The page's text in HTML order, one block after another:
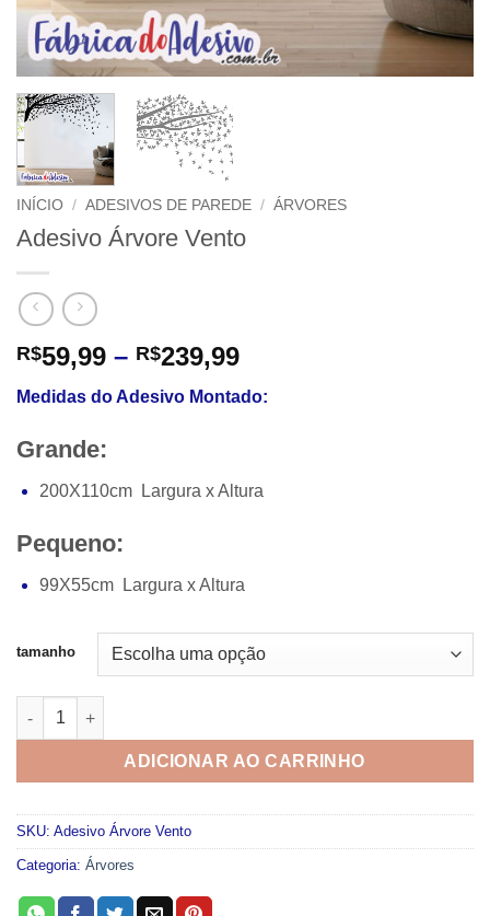
INÍCIO / ADESIVOS DE PAREDE / ÁRVORES
Adesivo Árvore Vento
R$59,99 – R$239,99Faixa
preço:
R$239,99
Medidas do Adesivo Montado:
Grande:
200X110cm Largura x Altura
Pequeno:
99X55cm Largura x Altura
tamanho
Adesivo Árvore Vento quantidade
ADICIONAR AO CARRINHO
SKU: Adesivo Árvore Vento
Categoria: Árvores